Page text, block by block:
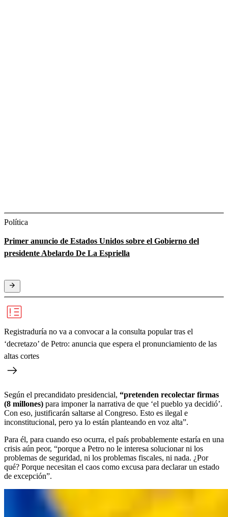
Política
Primer anuncio de Estados Unidos sobre el Gobierno del
presidente Abelardo De La Espriella
Registraduría no va a convocar a la consulta popular tras el
‘decretazo’ de Petro: anuncia que espera el pronunciamiento de las
altas cortes
Según el precandidato presidencial, “pretenden recolectar firmas
(8 millones) para imponer la narrativa de que ‘el pueblo ya decidió’.
Con eso, justificarán saltarse al Congreso. Esto es ilegal e
inconstitucional, pero ya lo están planteando en voz alta”.
Para él, para cuando eso ocurra, el país probablemente estaría en una
crisis aún peor, “porque a Petro no le interesa solucionar ni los
problemas de seguridad, ni los problemas fiscales, ni nada. ¿Por
qué? Porque necesitan el caos como excusa para declarar un estado
de excepción”.